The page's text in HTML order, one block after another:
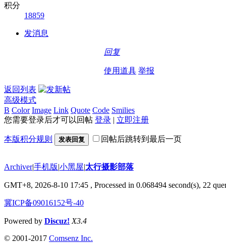
积分
18859
发消息
回复
使用道具 举报
返回列表
高级模式
B Color Image Link Quote Code Smilies
您需要登录后才可以回帖 登录 | 立即注册
本版积分规则 发表回复 回帖后跳转到最后一页
Archiver|手机版|小黑屋|太行摄影部落
GMT+8, 2026-8-10 17:45 , Processed in 0.068494 second(s), 22
冀ICP备09016152号-40
Powered by Discuz! X3.4
© 2001-2017 Comsenz Inc.